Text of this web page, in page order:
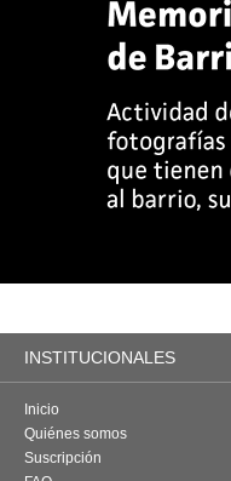
INSTITUCIONALES
Inicio
Quiénes somos
Suscripción